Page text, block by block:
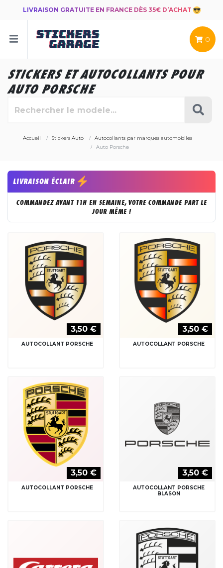
LIVRAISON GRATUITE EN FRANCE DÈS 35€ D’ACHAT
0
STICKERS ET AUTOCOLLANTS POUR
AUTO PORSCHE
Accueil Stickers Auto
Autocollants par marques automobiles
Auto Porsche
LIVRAISON ÉCLAIR
COMMANDEZ AVANT 11H EN SEMAINE, VOTRE COMMANDE PART LE
JOUR MÊME !
3,50 €
AUTOCOLLANT PORSCHE
3,50 €
AUTOCOLLANT PORSCHE
3,50 €
AUTOCOLLANT PORSCHE
3,50 €
AUTOCOLLANT PORSCHE
BLASON